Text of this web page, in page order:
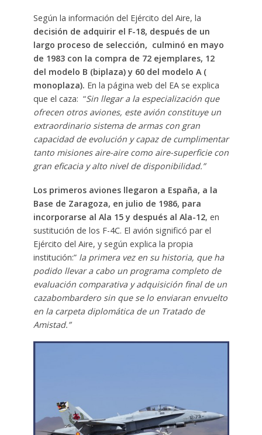
Según la información del Ejército del Aire, la
decisión de adquirir el F-18, después de un
largo proceso de selección, culminó en mayo
de 1983 con la compra de 72 ejemplares, 12
del modelo B (biplaza) y 60 del modelo A (
monoplaza). En la página web del EA se explica
que el caza: “Sin llegar a la especialización que
ofrecen otros aviones, este avión constituye un
extraordinario sistema de armas con gran
capacidad de evolución y capaz de cumplimentar
tanto misiones aire-aire como aire-superficie con
gran eficacia y alto nivel de disponibilidad.”
Los primeros aviones llegaron a España, a la
Base de Zaragoza, en julio de 1986, para
incorporarse al Ala 15 y después al Ala-12, en
sustitución de los F-4C. El avión significó par el
Ejército del Aire, y según explica la propia
institución:” la primera vez en su historia, que ha
podido llevar a cabo un programa completo de
evaluación comparativa y adquisición final de un
cazabombardero sin que se lo enviaran envuelto
en la carpeta diplomática de un Tratado de
Amistad.”